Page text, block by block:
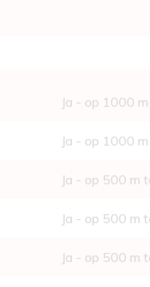
Ja - op 1000
Ja - op 1000
Ja - op 500 m
Ja - op 500 m
Ja - op 500 m